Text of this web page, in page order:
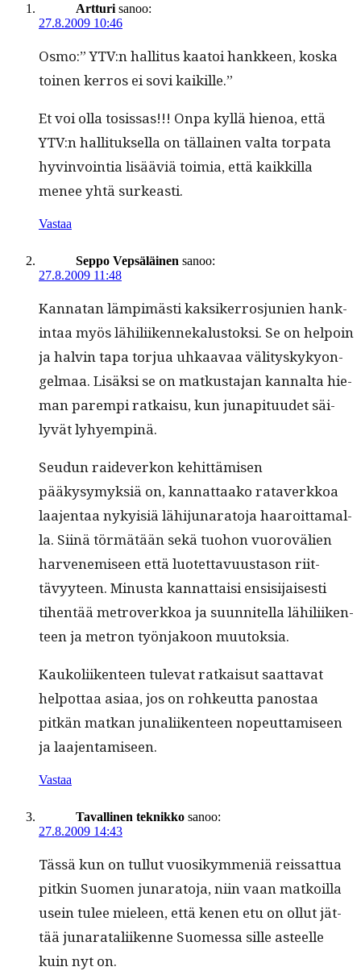
Artturi sanoo:
27.8.2009 10:46
Osmo:” YTV:n hal­li­tus kaa­toi han­kkeen, kos­ka
toinen ker­ros ei sovi kaikille.”
Et voi olla tosis­sas!!! Onpa kyl­lä hienoa, että
YTV:n hal­li­tuk­sel­la on täl­lainen val­ta tor­pa­ta
hyv­in­voin­tia lisääviä toimia, että kaikkil­la
menee yhtä surkeasti.
Vastaa
Seppo Vepsäläinen sanoo:
27.8.2009 11:48
Kan­natan lämpimästi kak­sik­er­rosju­nien han­k­
in­taa myös lähili­iken­nekalus­tok­si. Se on helpoin
ja halvin tapa tor­jua uhkaavaa väl­i­tyskyky­on­
gel­maa. Lisäk­si se on matkus­ta­jan kannal­ta hie­
man parem­pi ratkaisu, kun juna­pitu­udet säi­
lyvät lyhyempinä.
Seudun raide­v­erkon kehit­tämisen
pääkysymyk­siä on, kan­nat­taako rataverkkoa
laa­jen­taa nyky­isiä lähi­ju­nara­to­ja haaroit­ta­mal­
la. Siinä tör­mätään sekä tuo­hon vuorovälien
har­ven­e­miseen että luotet­tavu­us­ta­son riit­
tävyy­teen. Minus­ta kan­nat­taisi ensisi­jais­es­ti
tihen­tää metro­verkkoa ja suun­nitel­la lähili­iken­
teen ja metron työn­jakoon muutoksia.
Kaukoli­iken­teen tule­vat ratkaisut saat­ta­vat
helpot­taa asi­aa, jos on rohkeut­ta panos­taa
pitkän matkan junali­iken­teen nopeut­tamiseen
ja laajentamiseen.
Vastaa
Tavallinen teknikko sanoo:
27.8.2009 14:43
Tässä kun on tul­lut vuosikym­meniä reis­sat­tua
pitkin Suomen junara­to­ja, niin vaan matkoil­la
usein tulee mieleen, että kenen etu on ollut jät­
tää junaratali­ikenne Suomes­sa sille asteelle
kuin nyt on.